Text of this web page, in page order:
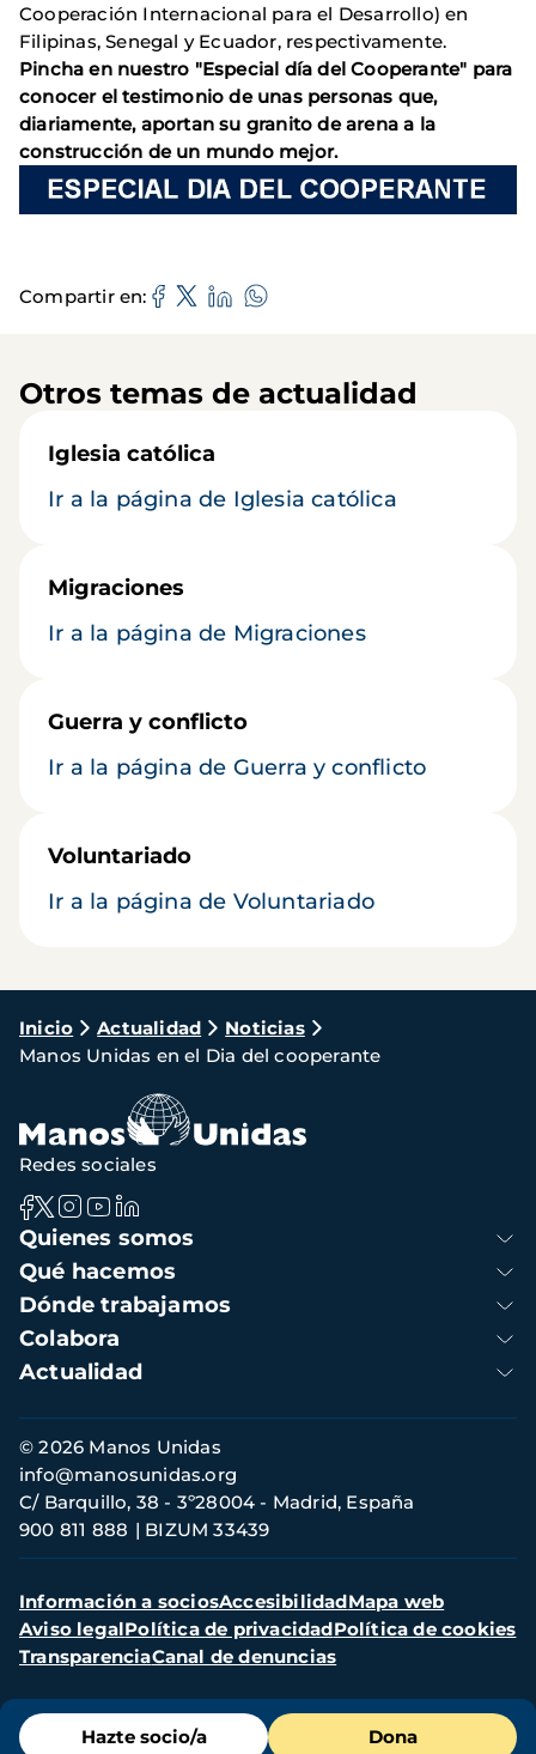
Cooperación Internacional para el Desarrollo) en
Filipinas, Senegal y Ecuador, respectivamente.
Pincha en nuestro "Especial día del Cooperante" para
conocer el testimonio de unas personas que,
diariamente, aportan su granito de arena a la
construcción de un mundo mejor.
Compartir en
Otros temas de actualidad
Iglesia católica
Ir a la página de Iglesia católica
Migraciones
Ir a la página de Migraciones
Guerra y conflicto
Ir a la página de Guerra y conflicto
Voluntariado
Ir a la página de Voluntariado
Ruta
de
navegación
Inicio Actualidad
Noticias
Manos Unidas en el Dia del cooperante
Menú
de
Hazte socio/a Dona
Navegación
principal
Quienes somos
Qué hacemos
Dónde trabajamos
Colabora
Actualidad
Redes sociales
Información
de
contacto
© 2026 Manos Unidas
C/ Barquillo, 38 - 3º28004 - Madrid, España
900 811 888
BIZUM 33439
info@manosunidas.org
Menú
secundario
Información a sociosAccesibilidadMapa web
Aviso legalPolítica de privacidadPolítica de cookies
TransparenciaCanal de denuncias